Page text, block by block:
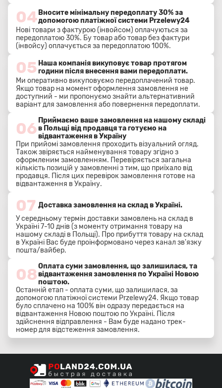
04 Вносите мінімальну передоплату 30% за
допомогою платіжної системи Przelewy24
Нові товари з фактурою (інвойсом) оплачуються за
передоплатою 30%. Бу товар або товар без фактури
(інвойсу) оплачується за передоплатою 100%.
05 Наша компанія викуповує товар протягом
години після внесення вами передоплати.
Ми оперативно викуповуємо передоплачений товар.
Якщо товар на момент оформлення замовлення не
доступний - ми пропонуємо знайти альтернативний
варіант для замовлення або повернення передоплати.
06 Приймаємо ваше замовлення на нашому складі
в Польщі від продавця та готуємо на
відвантаження в Україну
При прийомі замовлення проходить візуальний огляд.
Також звіряється найменування товару згідно з
оформленим замовленням. Перевіряється загальна
кількість позицій у замовленні з тим, що приїхало від
продавця. Після цих перевірок замовлення готове на
відвантаження в Україну.
07 Доставка замовлення на склад в Україні.
У середньому термін доставки замовлень на склад в
Україні 7-10 днів (з моменту отримання товару на
нашому складі в Польщі). Про прибуття товару на склад
в Україні Вас буде проінформовано через канал зв'язку
пошта/вайбер.
08Оплата суми замовлення, що залишилася, та
відвантаження замовлення по Україні Новою
поштою.
Останній етап - оплата суми, що залишилася, за
допомогою платіжної системи Przelewy24. Якщо товар
було сплачено на 100% він одразу передається на
відвантаження Новою поштою по Україні. Після
здійснення відправлення - Вам буде надано трек-
номер для відстеження замовлення.